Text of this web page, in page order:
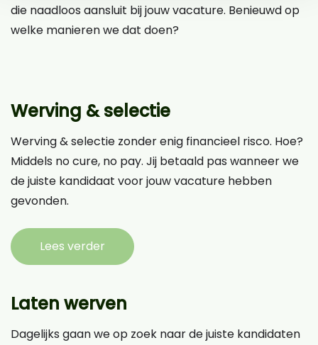
die naadloos aansluit bij jouw vacature. Benieuwd op
welke manieren we dat doen?
Werving & selectie
Werving & selectie zonder enig financieel risco. Hoe?
Middels no cure, no pay. Jij betaald pas wanneer we
de juiste kandidaat voor jouw vacature hebben
gevonden.
Lees verder
Laten werven
Dagelijks gaan we op zoek naar de juiste kandidaten